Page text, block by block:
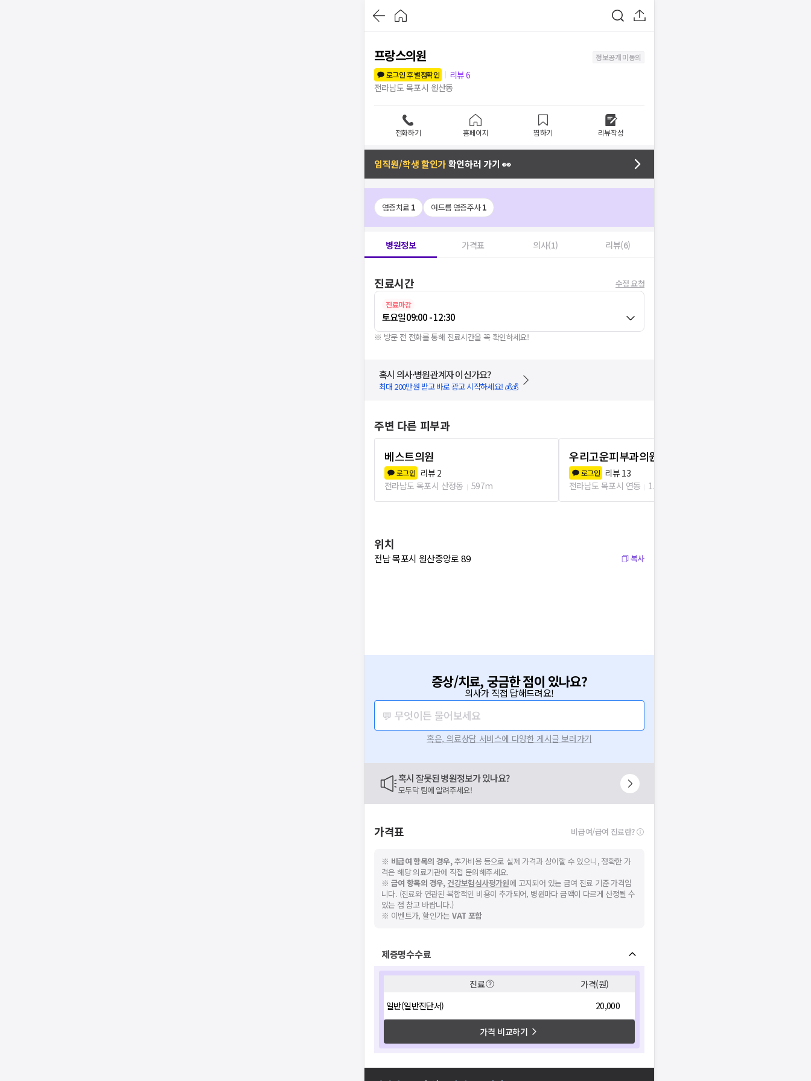
프랑스의원
정보공개 미동의
로그인 후 별점확인
리뷰6
전라남도 목포시 원산동
전화하기 홈페이지 찜하기 리뷰작성
임직원/학생 할인가확인하러 가기 👀
염증치료 1 여드름 염증주사1
병원정보 가격표 의사(1) 리뷰(6)
진료시간 수정 요청
진료마감
토요일09:00 - 12:30
※ 방문 전 전화를 통해 진료시간을 꼭 확인하세요!
혹시 의사·병원관계자 이신가요?
최대 200만원 받고 바로 광고 시작하세요! 💰💰
주변 다른 피부과
베스트의원
로그인 리뷰 2
전라남도 목포시 산정동
597m
우리고운피부과의원
로그인 리뷰 13
전라남도 목포시 연동
1.6km
위치
전남 목포시 원산중앙로 89 복사
증상/치료, 궁금한 점이 있나요?
의사가 직접 답해드려요!
💬 무엇이든 물어보세요
혹은, 의료상담 서비스에 다양한 게시글 보러가기
혹시 잘못된 병원정보가 있나요?
모두닥 팀에 알려주세요!
가격표 비급여/급여 진료란?
※ 비급여 항목의 경우,추가비용 등으로 실제 가격과 상이할 수 있으니, 정확한 가
격은 해당 의료기관에 직접 문의해주세요.
※ 급여 항목의 경우, 건강보험심사평가원에 고지되어 있는 급여 진료 기준 가격입
니다. (진료와 연관된 복합적인 비용이 추가되어, 병원마다 금액이 다르게 산정될 수
있는 점 참고 바랍니다.)
※ 이벤트가, 할인가는VAT 포함
제증명수수료
진료
가격(원)
일반(일반진단서)
20,000
가격 비교하기